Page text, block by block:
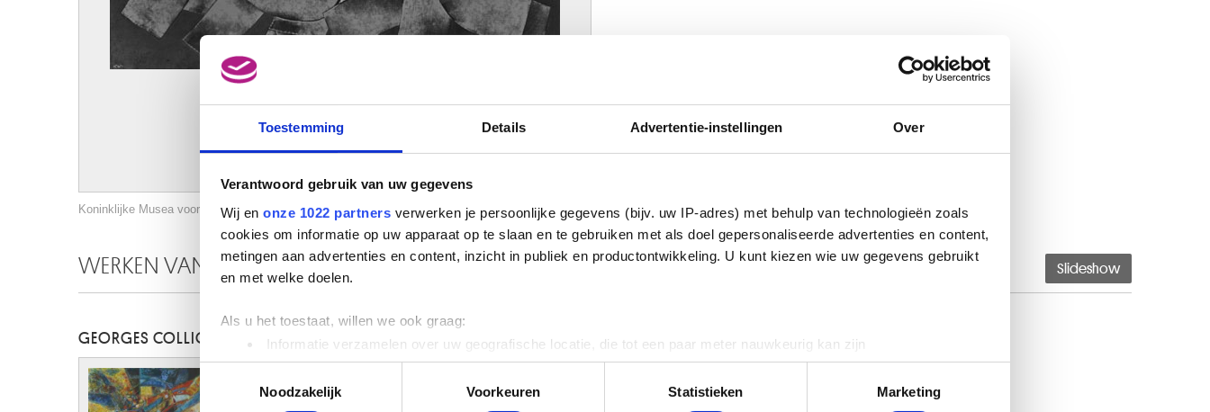
Toestemming Details Advertentie-instellingen Over
Verantwoord gebruik van uw gegevens
Wij en onze 1022 partners verwerken je persoonlijke gegevens (bijv. uw IP-adres) met behulp van technologieën zoals
cookies om informatie op uw apparaat op te slaan en te gebruiken met als doel gepersonaliseerde advertenties en content,
metingen aan advertenties en content, inzicht in publiek en productontwikkeling. U kunt kiezen wie uw gegevens gebruikt
en met welke doelen.
Als u het toestaat, willen we ook graag:
Informatie verzamelen over uw geografische locatie, die tot een paar meter nauwkeurig kan zijn
Uw apparaat identificeren door het actief te scannen op specifieke eigenschappen (fingerprinting)
Lees meer over hoe uw persoonlijke gegevens worden verwerkt en stel uw voorkeuren in het
detailgedeelte in. U kunt uw
Toestemmingsselectie
Noodzakelijk
Voorkeuren Statistieken Marketing
Koninklijke Musea voor Schone Kunsten van België, Brussel / foto : KIK, Brussel
WERKEN VAN DEZELFDE KUNSTENAAR Slideshow
GEORGES COLLIGNON